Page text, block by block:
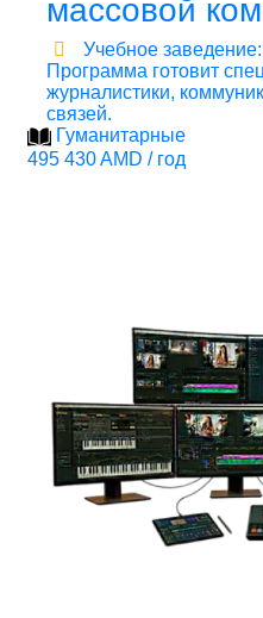
массовой
Учебное
Программа готовит
журналистики,
связей.
Гуманитарные
495 430 AMD / год